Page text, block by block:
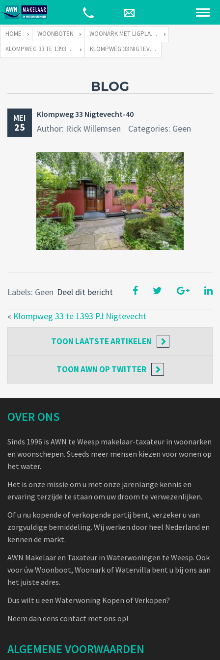
HOME WOONBOTEN
WOONARK MET LIGPLAATS
KLOMPWEG 33 TE 1393 PJ NIGTEVECHT
KLOMPWEG 33 NIGTEVECHT-40
BLOG
MEI
25
Klompweg 33 Nigtevecht-40
Author: Rick Willemsen Categories: Geen
Deel dit bericht
Labels: Geen
« Klompweg 33 te 1393 PJ Nigtevecht
TOON LAATSTE ARTIKELEN
TOONAWN OP TWITTER
OVER ONS
Sinds 1996 is AWN te Weesp makelaar-taxateur in woonarken
en woonschepen. Steeds meer mensen kiezen voor wonen op
het water.
Het is onze missie om u met onze jarenlange kennis en
ervaring terzijde te staan om uw droom te verwezenlijken.
Of u nu kopende of verkopende partij bent, verzeker u van
zorgvuldige bemiddeling. Wij werken door heel Nederland en
kennen de markt.
AWN Makelaar en Taxateur in Waterwoningen te Weesp. Ook
voor úw Woonboot, Woonark of Watervilla bent u bij ons aan
het juiste adres.
Dus wilt u een Waterwoning Kopen of Verkopen?
Neem dan eens contact met ons op!
ALGEMENE VOORWAARDEN